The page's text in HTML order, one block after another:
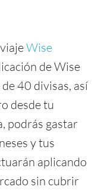
Wise
de Wise
40 divisas, así
desde tu
podrás gastar
y tus
aplicando
sin cubrir